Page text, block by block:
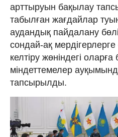
арттыруын бақылау
табылған жағдайлар
аудандық пайдалану
сондай-ақ
келтіру жөніндегі оларға
міндеттемелер
тапсырылды.